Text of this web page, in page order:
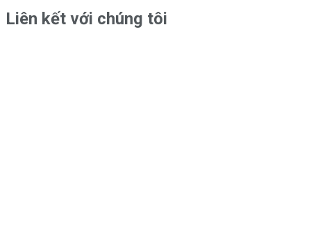
Liên kết với chúng tôi